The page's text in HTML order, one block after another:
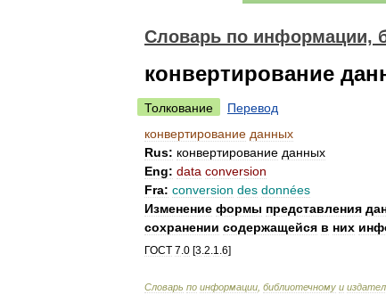
Словарь по информации,
конвертирование
Толкование
Перевод
конвертирование данных
Rus: конвертирование данных
Eng: data conversion
Fra: conversion des données
Изменение формы представления
сохранении содержащейся в них
ГОСТ 7 0 [3 2 1 6]
Словарь по информации библиотечному и